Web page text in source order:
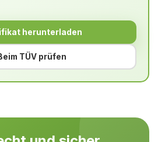
herunterladen
TÜV prüfen